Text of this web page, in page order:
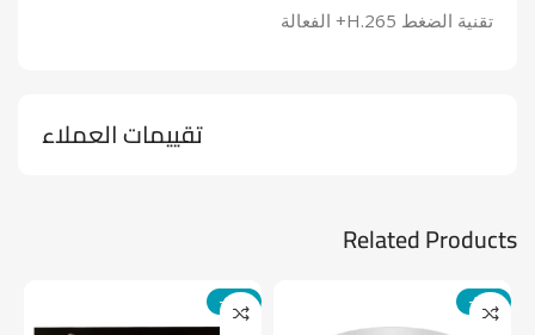
تقنية الضغط H.265+ الفعالة
تقييمات العملاء
Related Products
-24%
-14%